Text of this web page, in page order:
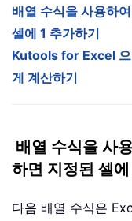
배열 수식을 사용하
셀에 1 추가하기
Kutools for Excel 으
게 계산하기
배열 수식을 사
하면 지정된 셀
다음 배열 수식은